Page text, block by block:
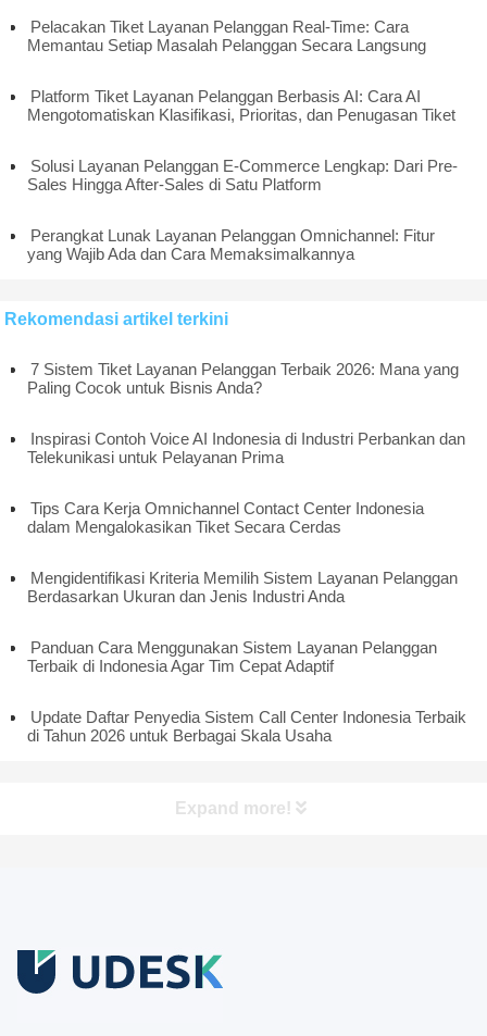
Pelacakan Tiket Layanan Pelanggan Real-Time: Cara
Memantau Setiap Masalah Pelanggan Secara Langsung
Platform Tiket Layanan Pelanggan Berbasis AI: Cara AI
Mengotomatiskan Klasifikasi, Prioritas, dan Penugasan Tiket
Solusi Layanan Pelanggan E-Commerce Lengkap: Dari Pre-
Sales Hingga After-Sales di Satu Platform
Perangkat Lunak Layanan Pelanggan Omnichannel: Fitur
yang Wajib Ada dan Cara Memaksimalkannya
Rekomendasi artikel terkini
7 Sistem Tiket Layanan Pelanggan Terbaik 2026: Mana yang
Paling Cocok untuk Bisnis Anda?
Inspirasi Contoh Voice AI Indonesia di Industri Perbankan dan
Telekunikasi untuk Pelayanan Prima
Tips Cara Kerja Omnichannel Contact Center Indonesia
dalam Mengalokasikan Tiket Secara Cerdas
Mengidentifikasi Kriteria Memilih Sistem Layanan Pelanggan
Berdasarkan Ukuran dan Jenis Industri Anda
Panduan Cara Menggunakan Sistem Layanan Pelanggan
Terbaik di Indonesia Agar Tim Cepat Adaptif
Update Daftar Penyedia Sistem Call Center Indonesia Terbaik
di Tahun 2026 untuk Berbagai Skala Usaha
Expand more!